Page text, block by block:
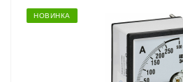
НОВИНКА